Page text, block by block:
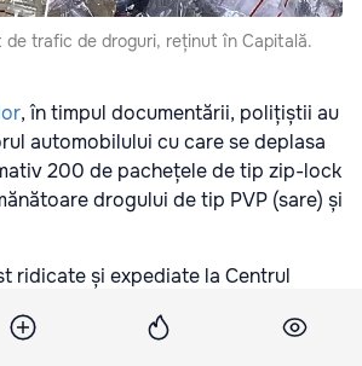
trafic de droguri, reținut în Capitală.
, în timpul documentării, polițiștii au
automobilului cu care se deplasa
200 de pachețele de tip zip-lock
drogului de tip PVP (sare) și
ridicate și expediate la Centrul